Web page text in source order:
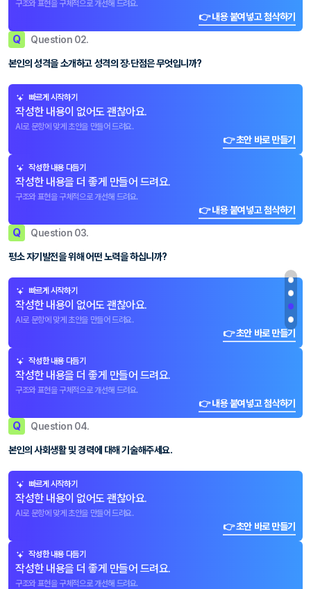
구조와 표현을 구체적으로 개선해 드려요.
👉 내용 붙여넣고 첨삭하기
Q Question 02.
본인의 성격을 소개하고 성격의 장·단점은 무엇입니까?
빠르게 시작하기
작성한 내용이 없어도 괜찮아요.
AI로 문항에 맞게 초안을 만들어 드려요.
👉 초안 바로 만들기
작성한 내용 다듬기
작성한 내용을 더 좋게 만들어 드려요.
구조와 표현을 구체적으로 개선해 드려요.
👉 내용 붙여넣고 첨삭하기
Q Question 03.
평소 자기발전을 위해 어떤 노력을 하십니까?
빠르게 시작하기
작성한 내용이 없어도 괜찮아요.
AI로 문항에 맞게 초안을 만들어 드려요.
👉 초안 바로 만들기
작성한 내용 다듬기
작성한 내용을 더 좋게 만들어 드려요.
구조와 표현을 구체적으로 개선해 드려요.
👉 내용 붙여넣고 첨삭하기
Q Question 04.
본인의 사회생활 및 경력에 대해 기술해주세요.
빠르게 시작하기
작성한 내용이 없어도 괜찮아요.
AI로 문항에 맞게 초안을 만들어 드려요.
👉 초안 바로 만들기
작성한 내용 다듬기
작성한 내용을 더 좋게 만들어 드려요.
구조와 표현을 구체적으로 개선해 드려요.